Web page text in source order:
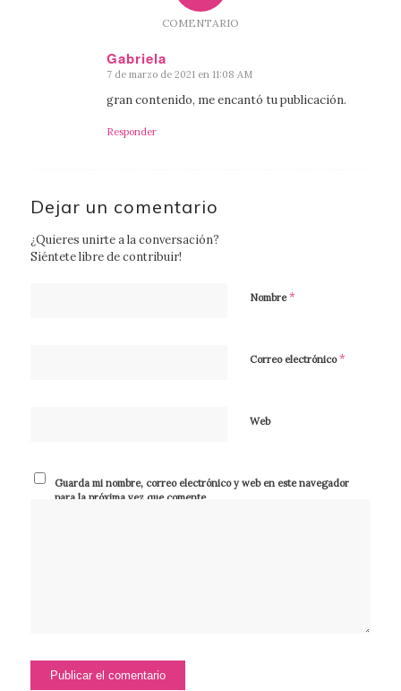
COMENTARIO
Gabriela
Dice:
7 de marzo de 2021 en 11:08 AM
gran contenido, me encantó tu publicación.
Responder
Dejar un comentario
¿Quieres unirte a la conversación?
Siéntete libre de contribuir!
Nombre*
Correo electrónico*
Web
Guarda mi nombre, correo electrónico y web en este navegador
para la próxima vez que comente.